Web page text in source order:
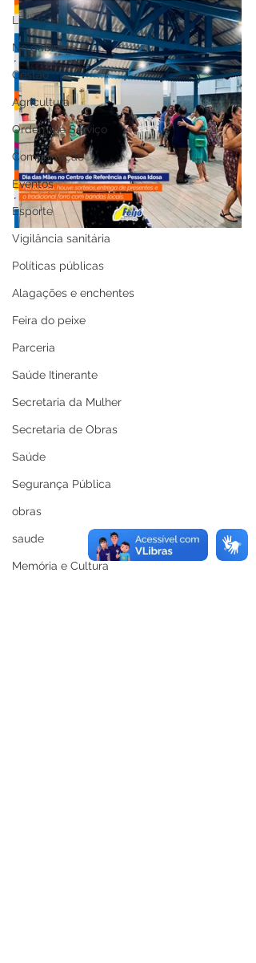
Licitações
No gabinete
Gestão
Agricultura
Ordem de Serviço
Comunicação
Eventos
Esporte
Vigilância sanitária
Políticas públicas
Alagações e enchentes
Feira do peixe
Parceria
Saúde Itinerante
Secretaria da Mulher
Secretaria de Obras
Saúde
Segurança Pública
obras
saude
Memória e Cultura